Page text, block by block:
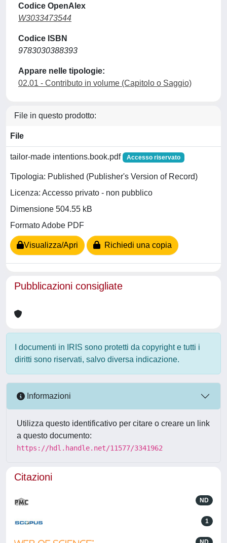
Codice OpenAlex
W3033473544
Codice ISBN
9783030388393
Appare nelle tipologie:
02.01 - Contributo in volume (Capitolo o Saggio)
File in questo prodotto:
File
tailor-made intentions.book.pdf Accesso riservato
Tipologia: Published (Publisher's Version of Record)
Licenza: Accesso privato - non pubblico
Dimensione 504.55 kB
Formato Adobe PDF
Visualizza/Apri Richiedi una copia
Pubblicazioni consigliate
I documenti in IRIS sono protetti da copyright e tutti i
diritti sono riservati, salvo diversa indicazione.
Informazioni
Utilizza questo identificativo per citare o creare un link
a questo documento:
https://hdl.handle.net/11577/3341962
Citazioni
ND
1